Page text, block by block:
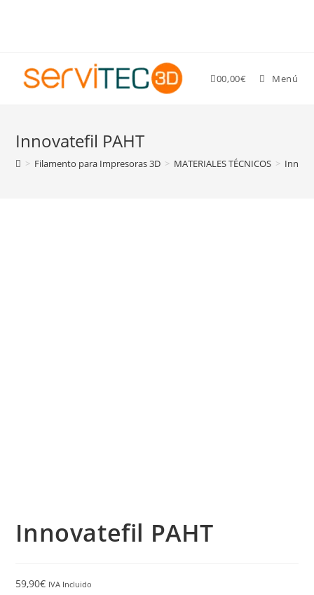
00,00€ Menú
Innovatefil PAHT
> Filamento para Impresoras 3D > MATERIALES TÉCNICOS >
Innovatefil PAHT
59,90€ IVA Incluido